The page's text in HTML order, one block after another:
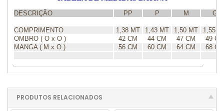
DESCRIÇÃO PP P M G
COMPRIMENTO 1,38 MT 1,43 MT 1,50 MT
1,55
OMBRO ( O x O )
42 CM 44 CM 47 CM
49 CM
MANGA ( M x O )
56 CM 60 CM 64 CM 68 CM
PRODUTOS RELACIONADOS